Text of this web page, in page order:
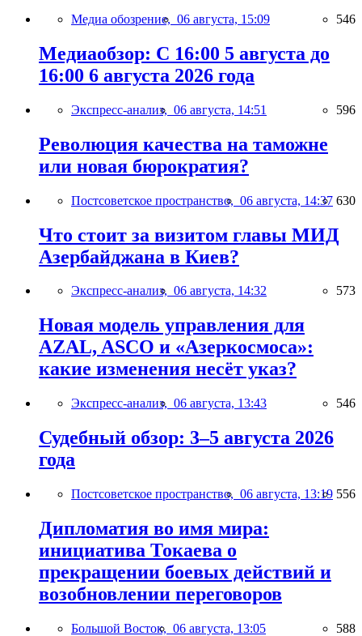
Медиа обозрение, 06 августа, 15:09 546
Медиаобзор: С 16:00 5 августа до
16:00 6 августа 2026 года
Экспресс-анализ, 06 августа, 14:51 596
Революция качества на таможне
или новая бюрократия?
Постсоветское пространство, 06 августа, 14:37 630
Что стоит за визитом главы МИД
Азербайджана в Киев?
Экспресс-анализ, 06 августа, 14:32 573
Новая модель управления для
AZAL, ASCO и «Азеркосмоса»:
какие изменения несёт указ?
Экспресс-анализ, 06 августа, 13:43 546
Судебный обзор: 3–5 августа 2026
года
Постсоветское пространство, 06 августа, 13:19 556
Дипломатия во имя мира:
инициатива Токаева о
прекращении боевых действий и
возобновлении переговоров
Большой Восток, 06 августа, 13:05 588